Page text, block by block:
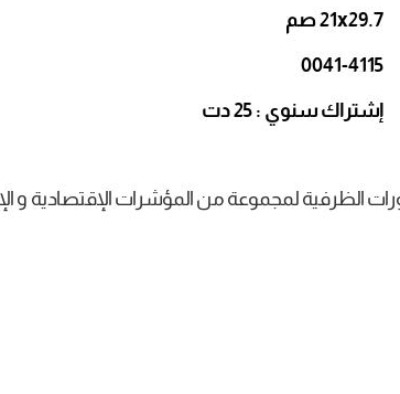
21x29.7 صم
0041-4115
إشتراك سنوي : 25 دت
الظرفية لمجموعة من المؤشرات الإقتصادية و